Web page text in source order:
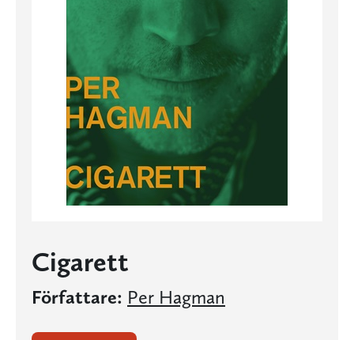
Cigarett
Författare: Per Hagman